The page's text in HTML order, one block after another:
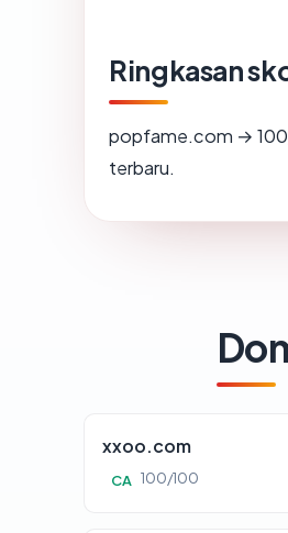
Ringkasan
popfame.com →
terbaru.
xxoo.com
CA 100/100